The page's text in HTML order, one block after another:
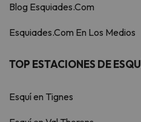
Blog Esquiades.Com
Esquiades.Com En Los Medios
TOP ESTACIONES DE
Esquí en Tignes